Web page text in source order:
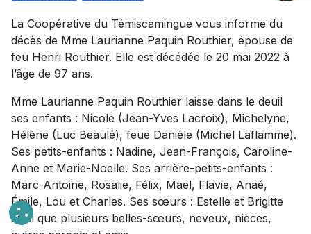
La Coopérative du Témiscamingue vous informe du
décès de Mme Laurianne Paquin Routhier, épouse de
feu Henri Routhier. Elle est décédée le 20 mai 2022 à
l’âge de 97 ans.
Mme Laurianne Paquin Routhier laisse dans le deuil
ses enfants : Nicole (Jean-Yves Lacroix), Michelyne,
Hélène (Luc Beaulé), feue Danièle (Michel Laflamme).
Ses petits-enfants : Nadine, Jean-François, Caroline-
Anne et Marie-Noelle. Ses arrière-petits-enfants :
Marc-Antoine, Rosalie, Félix, Mael, Flavie, Anaé,
Émile, Lou et Charles. Ses sœurs : Estelle et Brigitte
ainsi que plusieurs belles-sœurs, neveux, nièces,